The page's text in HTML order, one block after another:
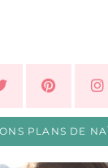
PLANS DE